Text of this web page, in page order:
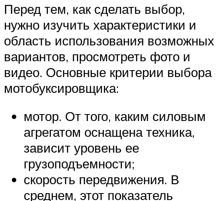
Перед тем, как сделать выбор,
нужно изучить характеристики и
область использования возможных
вариантов, просмотреть фото и
видео. Основные критерии выбора
мотобуксировщика:
мотор. От того, каким силовым
агрегатом оснащена техника,
зависит уровень ее
грузоподъемности;
скорость передвижения. В
среднем, этот показатель